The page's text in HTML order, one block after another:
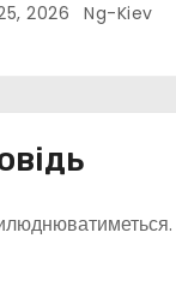
2026 Ng-Kiev